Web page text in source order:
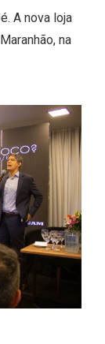
A nova loja
na